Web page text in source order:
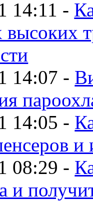
14:11 -
высоких
14:07 -
14:05 -
и
08:29 -
и